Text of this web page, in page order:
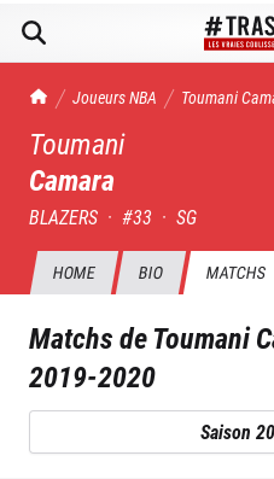
TrashTalk Actu NBA
Joueurs NBA Toumani
Toumani
Camara
BLAZERS · #33 · SG
HOME BIO MATCHS
Matchs deToumani
2019-2020
Saison